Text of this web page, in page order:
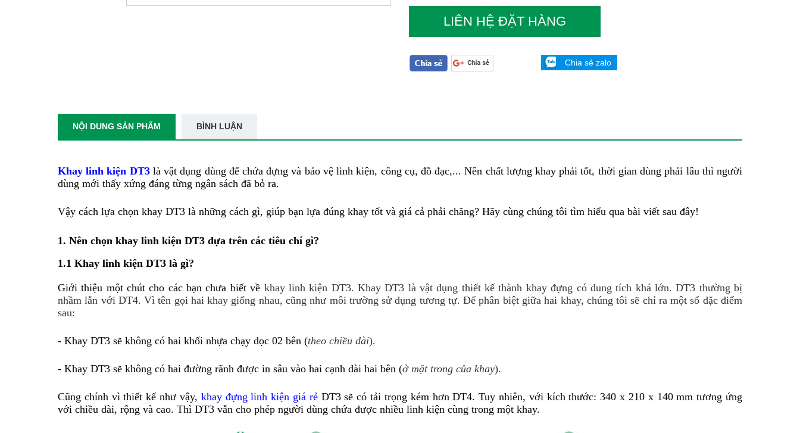
LIÊN HỆ ĐẶT HÀNG
Chia sẻ zalo
NỘI DUNG SẢN PHẨM BÌNH LUẬN
Khay linh kiện DT3 là vật dụng dùng để chứa đựng và bảo vệ linh kiện, công cụ, đồ đạc,... Nên chất lượng khay phải tốt, thời gian dùng phải lâu thì người
dùng mới thấy xứng đáng từng ngân sách đã bỏ ra.
Vậy cách lựa chọn khay DT3 là những cách gì, giúp bạn lựa đúng khay tốt và giá cả phải chăng? Hãy cùng chúng tôi tìm hiểu qua bài viết sau đây!
1. Nên chọn khay linh kiện DT3 dựa trên các tiêu chí gì?
1.1 Khay linh kiện DT3 là gì?
Giới thiệu một chút cho các bạn chưa biết về khay linh kiện DT3. Khay DT3 là vật dụng thiết kế thành khay đựng có dung tích khá lớn. DT3 thường bị
nhầm lẫn với DT4. Vì tên gọi hai khay giống nhau, cũng như môi trường sử dụng tương tự. Để phân biệt giữa hai khay, chúng tôi sẽ chỉ ra một số đặc điểm
sau:
- Khay DT3 sẽ không có hai khối nhựa chạy dọc 02 bên (theo chiều dài).
- Khay DT3 sẽ không có hai đường rãnh được in sâu vào hai cạnh dài hai bên (ở mặt trong của khay).
Cũng chính vì thiết kế như vậy, khay đựng linh kiện giá rẻ DT3 sẽ có tải trọng kém hơn DT4. Tuy nhiên, với kích thước: 340 x 210 x 140 mm tương ứng
với chiều dài, rộng và cao. Thì DT3 vẫn cho phép người dùng chứa được nhiều linh kiện cùng trong một khay.